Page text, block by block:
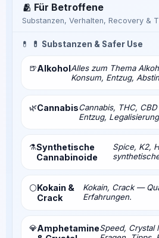
🫂 Für Betroffene
Substanzen, Verhalten, Recovery &
💊 💊 Substanzen & Safer Use
🍺AlkoholAlles zum Thema
Konsum, Entzug,
🌿CannabisCannabis, THC,
Entzug,
⚗️Synthetische
Cannabinoide
Spice, K2,
⚪Kokain &
Crack
Kokain, Crack —
Erfahrungen.
💎AmphetamineSpeed,